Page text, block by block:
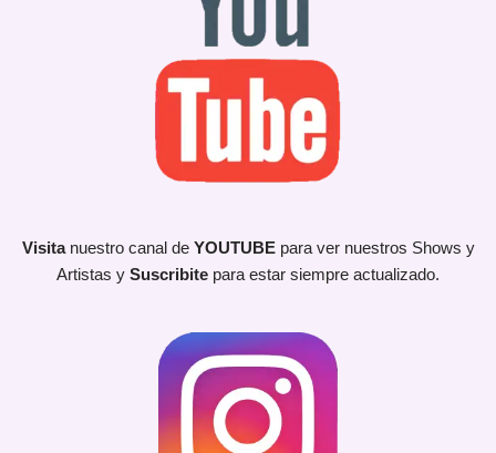
Visita nuestro canal de YOUTUBEpara ver nuestros Shows y
Artistas y Suscribite para estar siempre actualizado.